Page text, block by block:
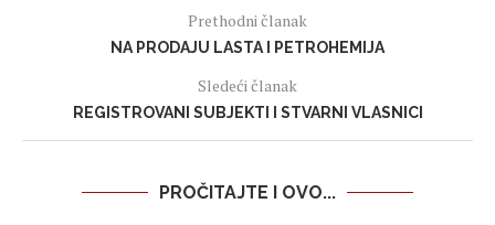
Prethodni članak
NA PRODAJU LASTA I PETROHEMIJA
Sledeći članak
REGISTROVANI SUBJEKTI I STVARNI VLASNICI
PROČITAJTE I OVO...